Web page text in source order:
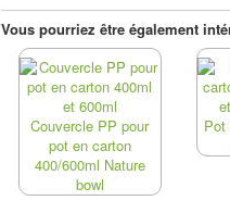
Vous pourriez être également
Couvercle PP pour
pot en carton
400/600ml Nature
bowl
Pot